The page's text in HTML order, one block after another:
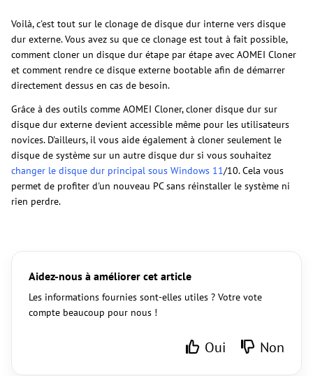
Voilà, c'est tout sur le clonage de disque dur interne vers disque
dur externe. Vous avez su que ce clonage est tout à fait possible,
comment cloner un disque dur étape par étape avec AOMEI Cloner
et comment rendre ce disque externe bootable afin de démarrer
directement dessus en cas de besoin.
Grâce à des outils comme AOMEI Cloner, cloner disque dur sur
disque dur externe devient accessible même pour les utilisateurs
novices. D'ailleurs, il vous aide également à cloner seulement le
disque de système sur un autre disque dur si vous souhaitez
changer le disque dur principal sous Windows 11/10. Cela vous
permet de profiter d'un nouveau PC sans réinstaller le système ni
rien perdre.
Aidez-nous à améliorer cet article
Les informations fournies sont-elles utiles ? Votre vote
compte beaucoup pour nous !
Oui Non